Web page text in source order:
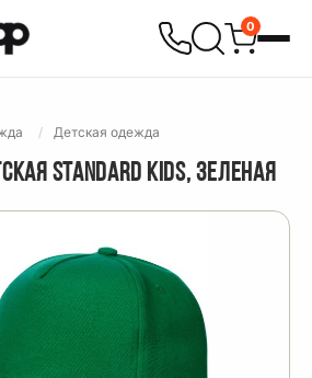
0
Детская одежда
STANDARD KIDS, ЗЕЛЕНАЯ